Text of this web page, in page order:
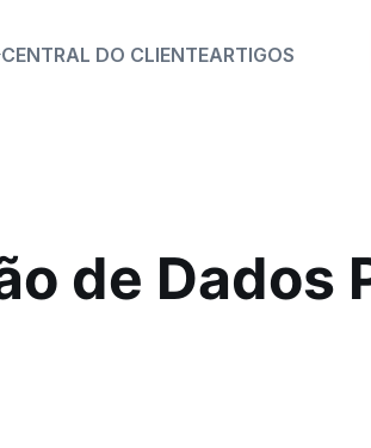
CENTRAL DO CLIENTEARTIGOS
de Dados